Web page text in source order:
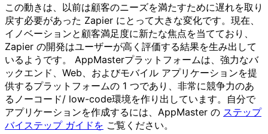
この動きは、以前は顧客のニーズを満たすために遅れを取り
戻す必要があった Zapier にとって大きな変化です。現在、
イノベーションと顧客満足度に新たな焦点を当てており、
Zapier の開発はユーザーが高く評価する結果を生み出して
いるようです。 AppMasterプラットフォームは、強力なバ
ックエンド、Web、およびモバイル アプリケーションを提
供するプラットフォームの 1 つであり、非常に競争力のあ
るノーコード/ low-code環境を作り出しています。自分で
アプリケーションを作成するには、AppMaster の ステップ
バイステップ ガイドを ご覧ください。